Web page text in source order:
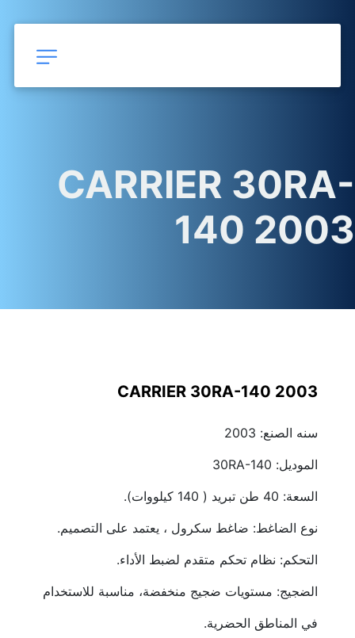
CARRIER 30RA-
140 2003
CARRIER 30RA-140 2003
سنه الصنع: 2003
الموديل: 30RA-140
السعة: 40 طن تبريد ( 140 كيلووات).
نوع الضاغط: ضاغط سكرول ، يعتمد على التصميم.
التحكم: نظام تحكم متقدم لضبط الأداء.
في المناطق الحضرية.